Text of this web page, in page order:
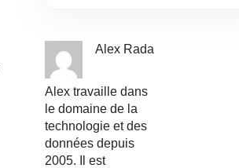
Alex Rada
Alex travaille dans
le domaine de la
technologie et des
données depuis
2005. Il est